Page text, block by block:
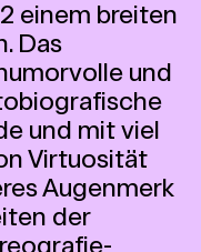
einem breiten
Das
und
und mit viel
Virtuosität
Augenmerk
der